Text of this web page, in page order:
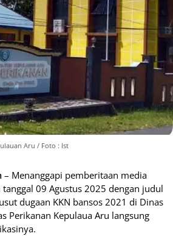
Aru / Foto : Ist
– Menanggapi pemberitaan media
09 Agustus 2025 dengan judul
dugaan KKN bansos 2021 di Dinas
Perikanan Kepulaua Aru langsung